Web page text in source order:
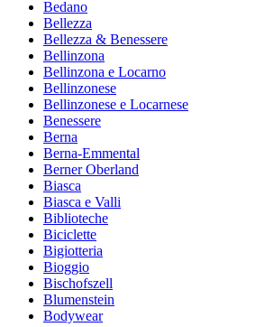
Bedano
Bellezza
Bellezza & Benessere
Bellinzona
Bellinzona e Locarno
Bellinzonese
Bellinzonese e Locarnese
Benessere
Berna
Berna-Emmental
Berner Oberland
Biasca
Biasca e Valli
Biblioteche
Biciclette
Bigiotteria
Bioggio
Bischofszell
Blumenstein
Bodywear